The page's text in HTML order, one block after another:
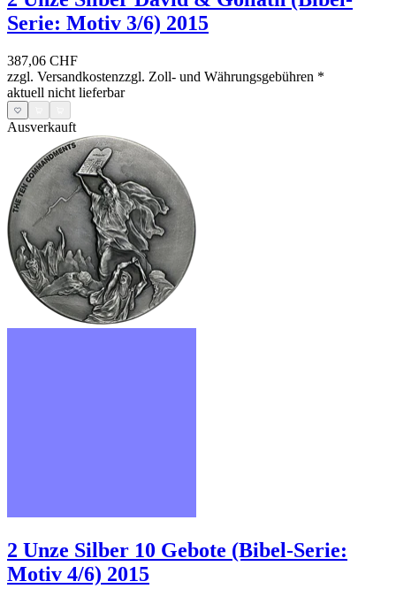
Serie: Motiv 3/6) 2015
387,06 CHF
zzgl. Versandkostenzzgl. Zoll- und Währungsgebühren *
aktuell nicht lieferbar
Ausverkauft
2 Unze Silber 10 Gebote (Bibel-Serie:
Motiv 4/6) 2015